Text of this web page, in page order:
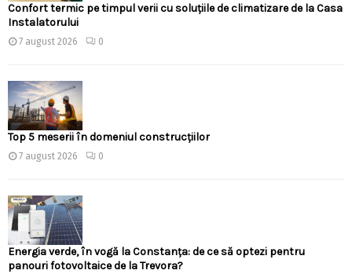
Confort termic pe timpul verii cu soluțiile de climatizare de la Casa
Instalatorului
7 august 2026 0
Top 5 meserii în domeniul construcțiilor
7 august 2026 0
Energia verde, în vogă la Constanța: de ce să optezi pentru
panouri fotovoltaice de la Trevora?